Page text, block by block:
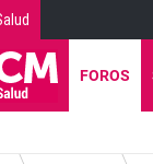
FOROS